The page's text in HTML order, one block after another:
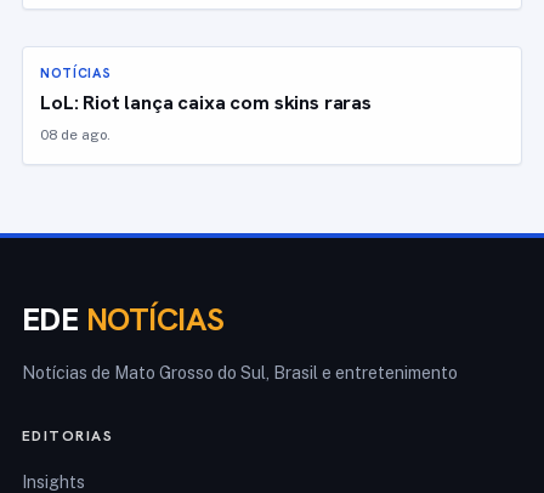
NOTÍCIAS
LoL: Riot lança caixa com skins raras
08 de ago.
EDE NOTÍCIAS
Notícias de Mato Grosso do Sul, Brasil e entretenimento
EDITORIAS
Insights